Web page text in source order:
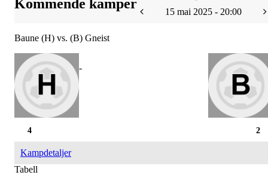
Kommende kamper
15 mai 2025 - 20:00
Baune (H) vs. (B) Gneist
-
2
4
Kampdetaljer
Tabell